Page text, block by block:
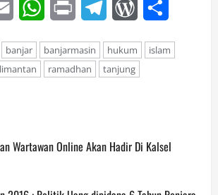
Email WhatsApp
Print TelegramWordPress
banjar banjarmasin hukum
islam
ramadhan
tanjung
Wartawan Online Akan Hadir Di Kalsel